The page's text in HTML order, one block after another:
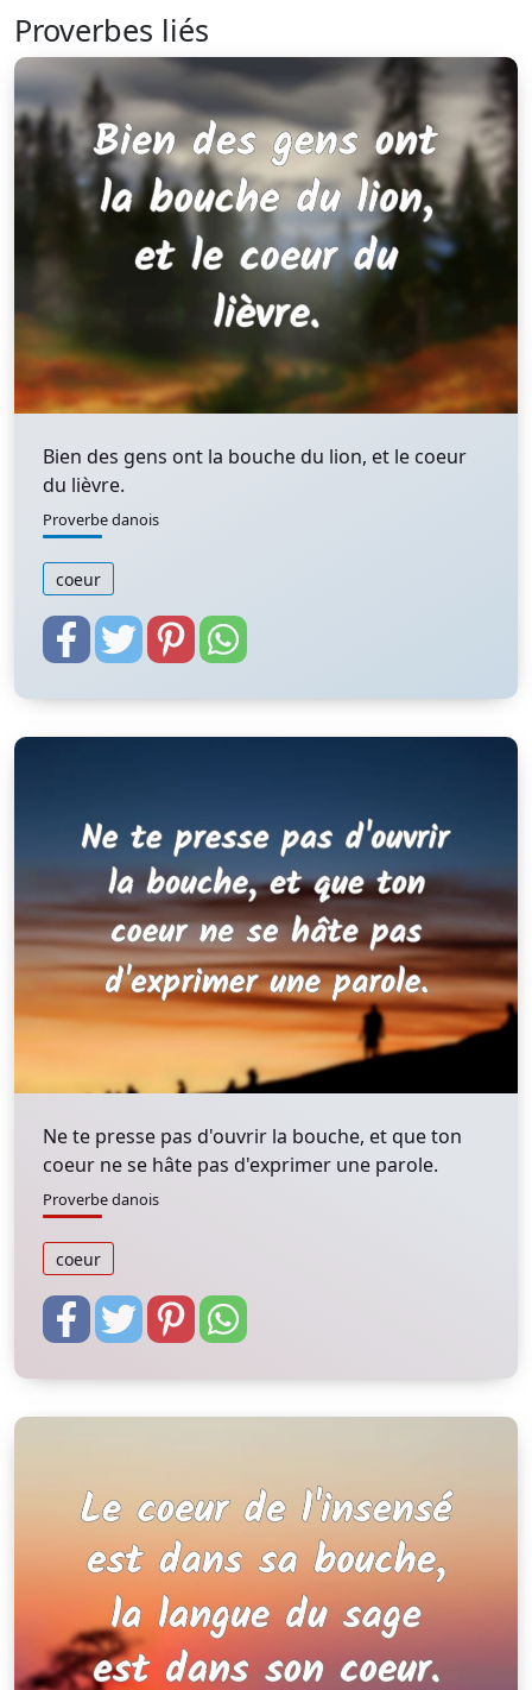
Proverbes liés
Bien des gens ont la bouche du lion, et le coeur
du lièvre.
Proverbe danois
coeur
Ne te presse pas d'ouvrir la bouche, et que ton
coeur ne se hâte pas d'exprimer une parole.
Proverbe danois
coeur